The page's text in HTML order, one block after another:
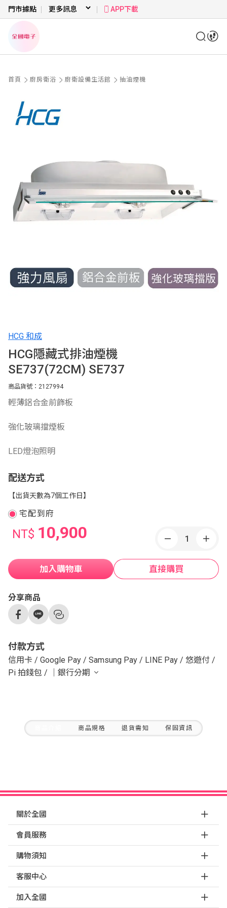
門市據點 APP下載
首頁 廚房衛浴 廚衛設備生活館 抽油煙機
HCG 和成
HCG隱藏式排油煙機
SE737(72CM) SE737
商品貨號：2127994
輕薄鋁合金前飾板
強化玻璃擋煙板
LED燈泡照明
配送方式
【出貨天數為7個工作日】
宅配到府
NT$ 10,900
加入購物車 直接購買
分享商品
付款方式
信用卡 / Google Pay / Samsung Pay / LINE Pay / 悠遊付 /
Pi 拍錢包 / ｜銀行分期
商品規格 退貨需知 保固資訊
關於全國
會員服務
購物須知
客服中心
加入全國